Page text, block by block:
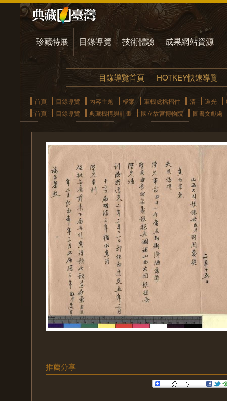
珍藏特展 目錄導覽 技術體驗 成果網站資源
目錄導覽首頁 HOTKEY快速導覽
首頁 目錄導覽 內容主題 檔案 軍機處檔摺件 清 道光
首頁
目錄導覽 典藏機構與計畫 國立故宮博物院 圖書文獻處
推薦分享